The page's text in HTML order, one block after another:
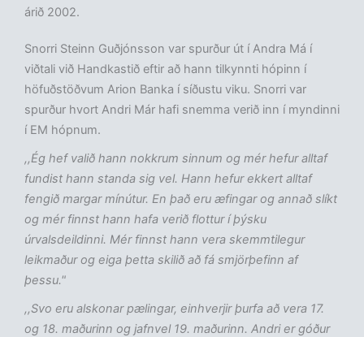
árið 2002.
Snorri Steinn Guðjónsson var spurður út í Andra Má í
viðtali við Handkastið eftir að hann tilkynnti hópinn í
höfuðstöðvum Arion Banka í síðustu viku. Snorri var
spurður hvort Andri Már hafi snemma verið inn í myndinni
í EM hópnum.
,,Ég hef valið hann nokkrum sinnum og mér hefur alltaf
fundist hann standa sig vel. Hann hefur ekkert alltaf
fengið margar mínútur. En það eru æfingar og annað slíkt
og mér finnst hann hafa verið flottur í þýsku
úrvalsdeildinni. Mér finnst hann vera skemmtilegur
leikmaður og eiga þetta skilið að fá smjörþefinn af
þessu."
,,Svo eru alskonar pælingar, einhverjir þurfa að vera 17.
og 18. maðurinn og jafnvel 19. maðurinn. Andri er góður